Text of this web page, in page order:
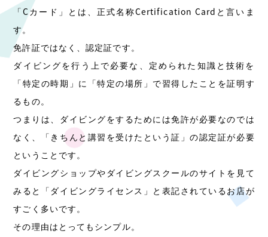
「Cカード」とは、正式名称Certification Cardと言いま
す。
免許証ではなく、認定証です。
ダイビングを行う上で必要な、定められた知識と技術を
「特定の時期」に「特定の場所」で習得したことを証明す
るもの。
つまりは、ダイビングをするためには免許が必要なのでは
なく、「きちんと講習を受けたという証」の認定証が必要
ということです。
ダイビングショップやダイビングスクールのサイトを見て
みると「ダイビングライセンス」と表記されているお店が
すごく多いです。
その理由はとってもシンプル。